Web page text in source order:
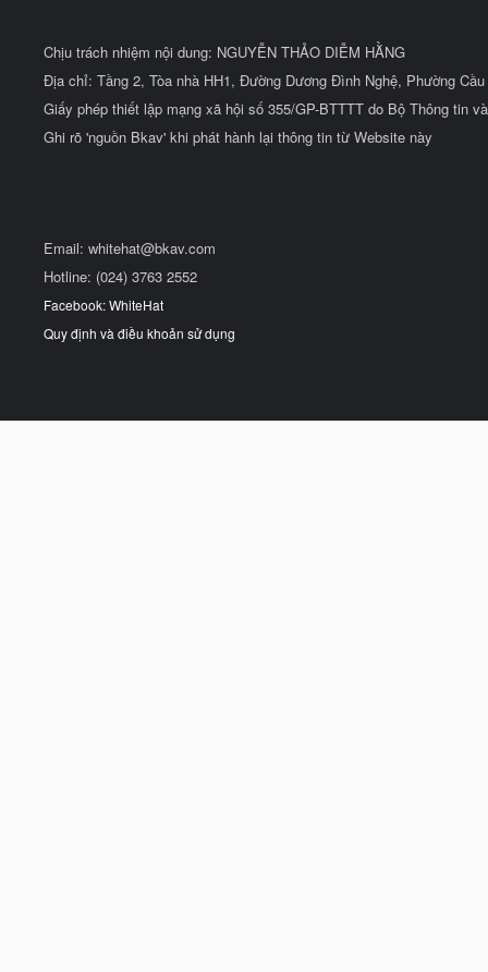
Chịu trách nhiệm nội dung: NGUYỄN THẢO DIỄM HẰNG
Địa chỉ: Tầng 2, Tòa nhà HH1, Đường Dương Đình Nghệ, Phường
Giấy phép thiết lập mạng xã hội số 355/GP-BTTTT do Bộ Thông tin
Ghi rõ 'nguồn Bkav' khi phát hành lại thông tin từ Website này
Email: whitehat@bkav.com
Hotline: (024) 3763 2552
Facebook: WhiteHat
Quy định và điều khoản sử dụng